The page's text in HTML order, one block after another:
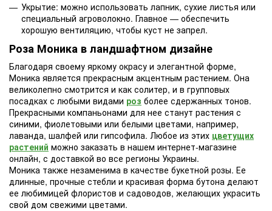
Укрытие: можно использовать лапник, сухие листья или
специальный агроволокно. Главное — обеспечить
хорошую вентиляцию, чтобы куст не запрел.
Роза Моника в ландшафтном дизайне
Благодаря своему яркому окрасу и элегантной форме,
Моника является прекрасным акцентным растением. Она
великолепно смотрится и как солитер, и в групповых
посадках с любыми видами роз более сдержанных тонов.
Прекрасными компаньонами для нее станут растения с
синими, фиолетовыми или белыми цветами, например,
лаванда, шалфей или гипсофила. Любое из этих цветущих
растений можно заказать в нашем интернет-магазине
онлайн, с доставкой во все регионы Украины.
Моника также незаменима в качестве букетной розы. Ее
длинные, прочные стебли и красивая форма бутона делают
ее любимицей флористов и садоводов, желающих украсить
свой дом свежими цветами.